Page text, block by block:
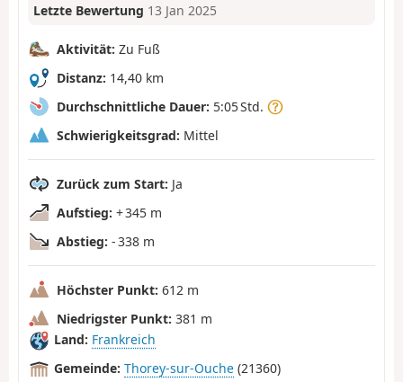
Letzte Bewertung 13 Jan 2025
Aktivität: Zu Fuß
Distanz: 14,40 km
Durchschnittliche Dauer: 5:05 Std.
Schwierigkeitsgrad: Mittel
Zurück zum Start: Ja
Aufstieg: + 345 m
Abstieg: - 338 m
Höchster Punkt: 612 m
Niedrigster Punkt: 381 m
Land: Frankreich
Gemeinde: Thorey-sur-Ouche (21360)